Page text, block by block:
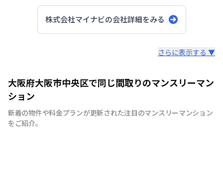
株式会社マイナビの会社詳細をみる
快適で安心な住まいをご提供。入居者様の住み心地と健康
を考え、専門部隊がお部屋を厳選！入居者満足度97％！
さらに表示する ▼
大阪府大阪市中央区で同じ間取りのマンスリーマン
ション
新着の物件や料金プランが更新された注目のマンスリーマンション
をご紹介。